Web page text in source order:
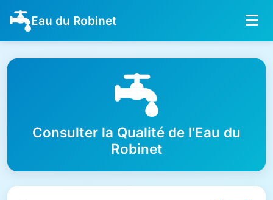
Eau du Robinet
Consulter la Qualité de l'Eau du
Robinet